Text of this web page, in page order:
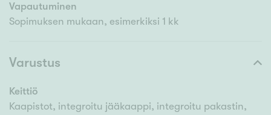
Vapautuminen
Sopimuksen mukaan, esimerkiksi 1 kk
Varustus
Keittiö
Kaapistot, integroitu jääkaappi, integroitu pakastin,